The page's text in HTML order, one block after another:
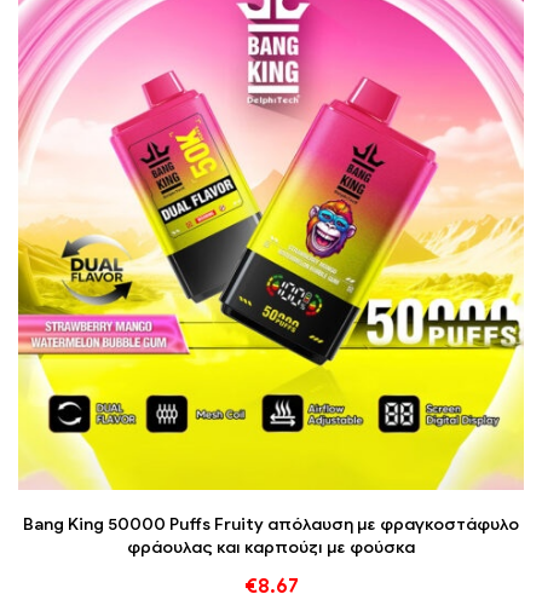
Bang King 50000 Puffs Fruity απόλαυση με φραγκοστάφυλο
φράουλας και καρπούζι με φούσκα
€8.67